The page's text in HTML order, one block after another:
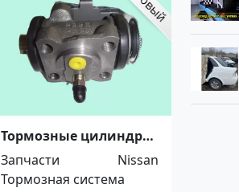
Тормозные цилиндры
Ниссан Атлас.
Распродажа! До -100%!
Краснодар
Запчасти
Nissan
Тормозная система